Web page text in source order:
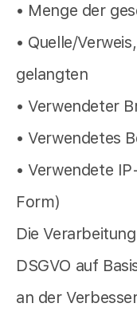
• Menge der
• Quelle/
gelangten
• Verwendeter
• Verwendetes
• Verwendete
Form)
Die
DSGVO auf
an der